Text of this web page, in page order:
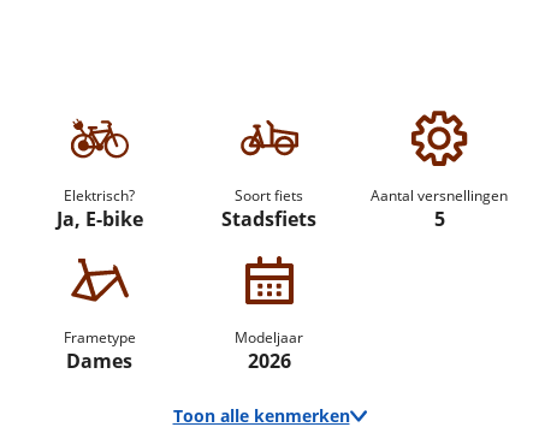
Elektrisch?
Ja, E-bike
Soort fiets
Stadsfiets
Aantal versnellingen
5
Frametype
Dames
Modeljaar
2026
Toon alle kenmerken